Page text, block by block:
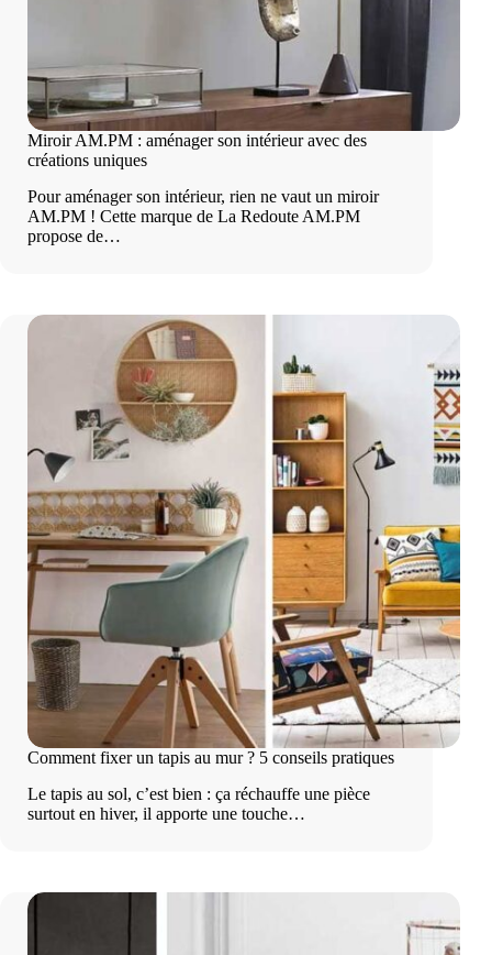
Miroir AM.PM : aménager son intérieur avec des
créations uniques
Pour aménager son intérieur, rien ne vaut un miroir
AM.PM ! Cette marque de La Redoute AM.PM
propose de…
Comment fixer un tapis au mur ? 5 conseils pratiques
Le tapis au sol, c’est bien : ça réchauffe une pièce
surtout en hiver, il apporte une touche…